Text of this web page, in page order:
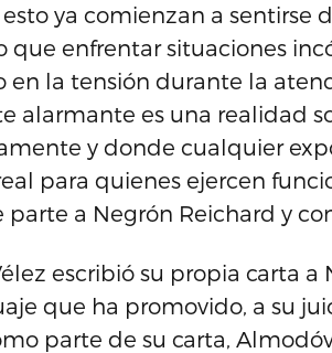
esto ya comienzan a
que enfrentar situaciones
en la tensión durante la
alarmante es una realidad
y donde cualquier
para quienes ejercen
parte a Negrón Reichard y
escribió su propia carta
que ha promovido, a su
parte de su carta,